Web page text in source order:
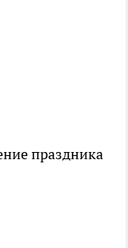
праздника